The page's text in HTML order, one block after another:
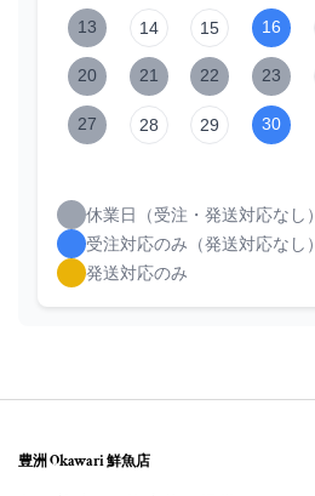
13 14 15 16
20 21 22 23
27 28 29 30
休業日（受注・発送対応なし）
受注対応のみ（発送対応なし）
発送対応のみ
豊洲 Okawari 鮮魚店